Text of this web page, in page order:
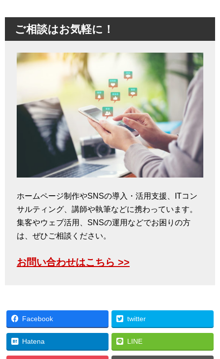
ご相談はお気軽に！
ホームページ制作やSNSの導入・活用支援、ITコン
サルティング、講師や執筆などに携わっています。
集客やウェブ活用、SNSの運用などでお困りの方
は、ぜひご相談ください。
お問い合わせはこちら >>
Facebook twitter
Hatena LINE